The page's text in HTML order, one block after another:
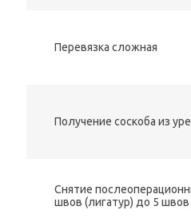
Перевязка сложная
Получение соскоба из
Снятие
швов (лигатур) до 5 швов